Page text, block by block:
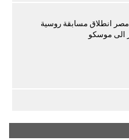
انطلاق مسابقة روسية
الى موسكو